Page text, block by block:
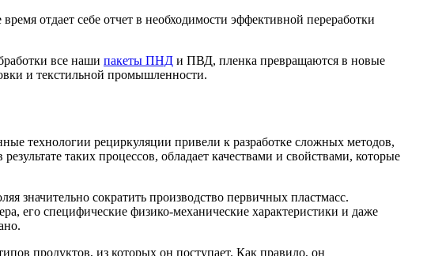
отдает себе отчет в необходимости эффективной переработки
все наши пакеты ПНД и ПВД, пленка превращаются в новые
и текстильной промышленности.
технологии рециркуляции привели к разработке сложных методов,
таких процессов, обладает качествами и свойствами, которые
значительно сократить производство первичных пластмасс.
его специфические физико-механические характеристики и даже
продуктов, из которых он поступает. Как правило, он